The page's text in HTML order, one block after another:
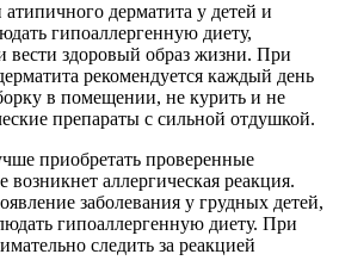
дерматита у детей и
гипоаллергенную диету,
вести здоровый образ жизни. При
рекомендуется каждый день
в помещении, не курить и не
препараты с сильной отдушкой.
приобретать проверенные
возникнет аллергическая реакция.
заболевания у грудных детей,
гипоаллергенную диету. При
следить за реакцией